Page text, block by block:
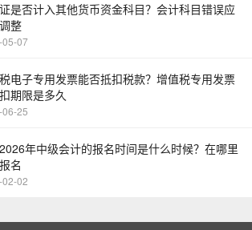
是否计入其他货币资金科目？会计科目错误应
整
07
电子专用发票能否抵扣税款？增值税专用发票
期限是多久
25
年中级会计的报名时间是什么时候？在哪里
名
02